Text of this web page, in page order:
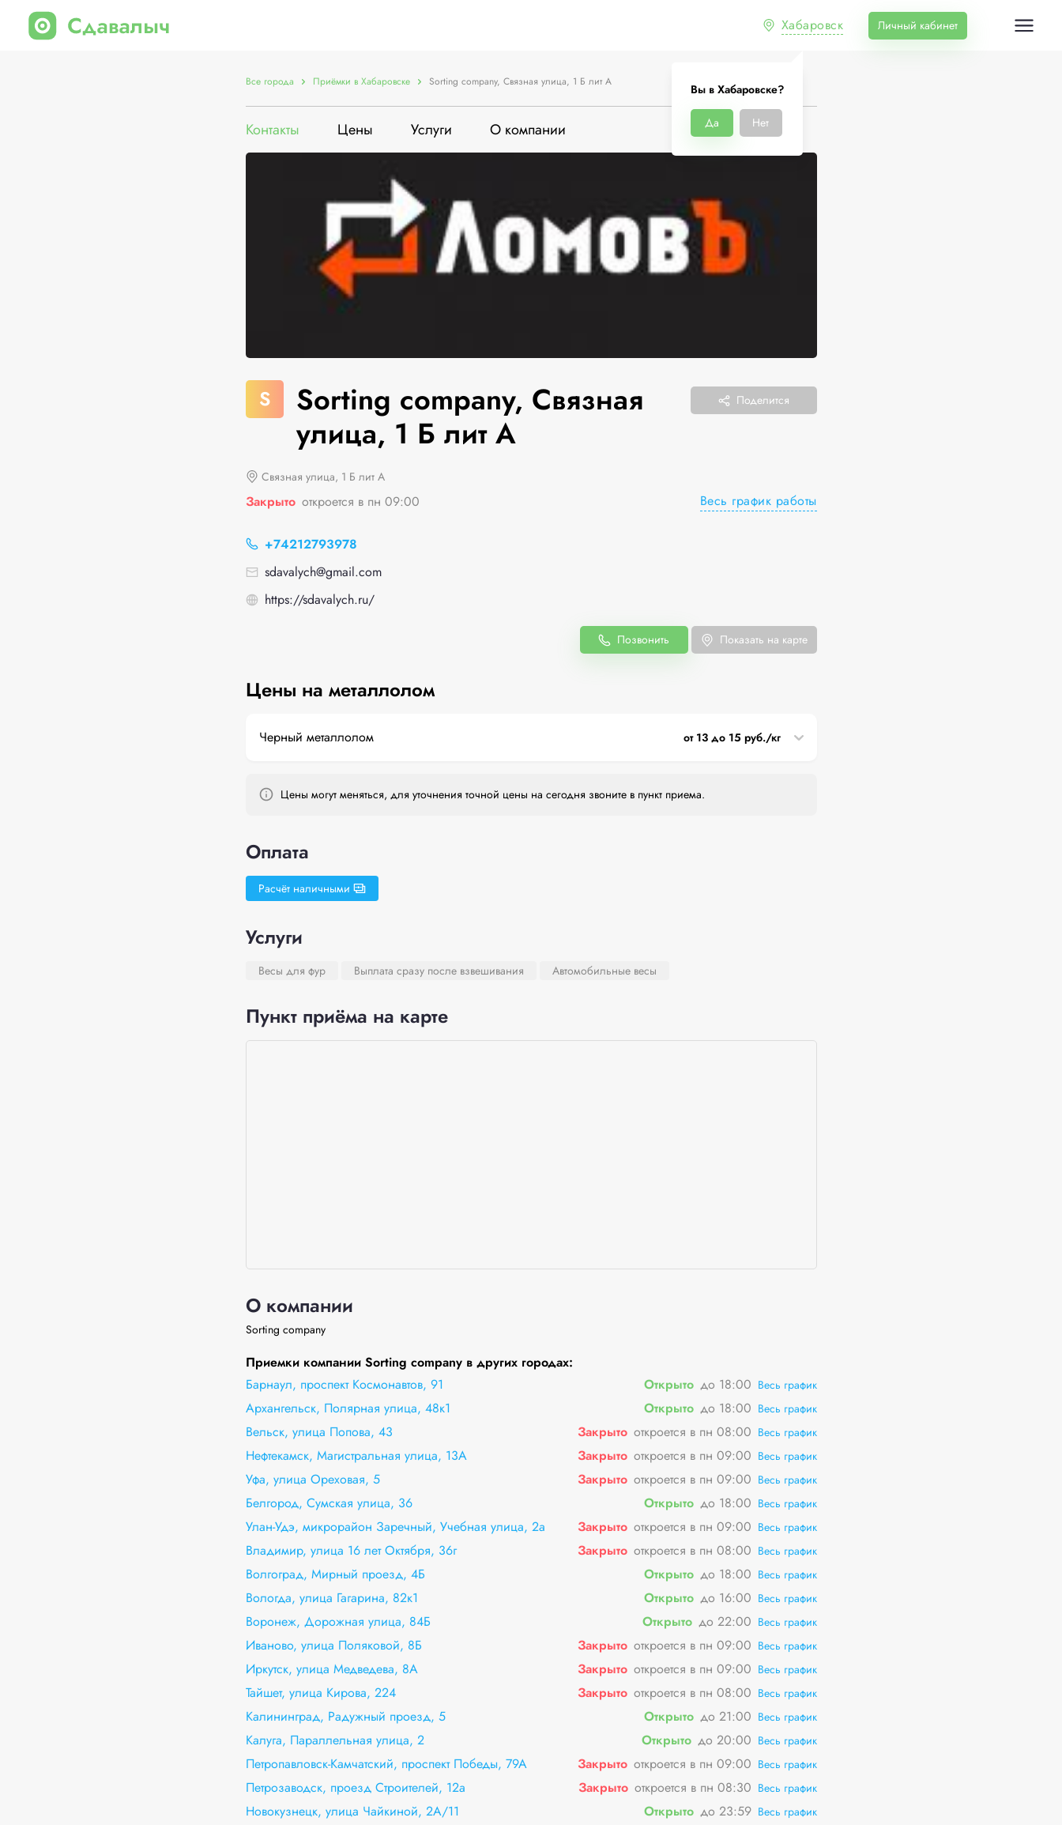
Хабаровск
Вы в Хабаровске?
Да Нет
Личный кабинет
Все города Приёмки в Хабаровске Sorting company, Связная улица, 1 Б лит А
Контакты Цены Услуги О компании
S
Sorting company, Связная
улица, 1 Б лит А
Поделится
Связная улица, 1 Б лит А
Закрыто откроется в пн 09:00 Весь график работы
+74212793978
sdavalych@gmail.com
https://sdavalych.ru/
Позвонить Показать на карте
Цены на металлолом
Черный металлолом от 13 до 15 руб./кг
Цены могут меняться, для уточнения точной цены на сегодня звоните в пункт приема.
Оплата
Расчёт наличными
Услуги
Весы для фур Выплата сразу после взвешивания Автомобильные весы
Пункт приёма на карте
О компании
Sorting company
Приемки компании Sorting company в других городах:
Барнаул, проспект Космонавтов, 91
Открыто до 18:00 Весь график
Архангельск, Полярная улица, 48к1 Открыто до 18:00 Весь график
Вельск, улица Попова, 43 Закрыто откроется в пн 08:00 Весь график
Нефтекамск, Магистральная улица, 13А Закрыто откроется в пн 09:00 Весь график
Уфа, улица Ореховая, 5 Закрыто откроется в пн 09:00 Весь график
Белгород, Сумская улица, 36 Открыто до 18:00 Весь график
Улан-Удэ, микрорайон Заречный, Учебная улица, 2а Закрыто откроется в пн 09:00 Весь график
Владимир, улица 16 лет Октября, 36г Закрыто откроется в пн 08:00 Весь график
Волгоград, Мирный проезд, 4Б Открыто до 18:00 Весь график
Вологда, улица Гагарина, 82к1 Открыто до 16:00 Весь график
Воронеж, Дорожная улица, 84Б Открыто до 22:00 Весь график
Иваново, улица Поляковой, 8Б Закрыто откроется в пн 09:00 Весь график
Иркутск, улица Медведева, 8А Закрыто откроется в пн 09:00 Весь график
Тайшет, улица Кирова, 224 Закрыто откроется в пн 08:00 Весь график
Калининград, Радужный проезд, 5 Открыто до 21:00 Весь график
Калуга, Параллельная улица, 2 Открыто до 20:00 Весь график
Петропавловск-Камчатский, проспект Победы, 79А Закрыто откроется в пн 09:00 Весь график
Петрозаводск, проезд Строителей, 12а Закрыто откроется в пн 08:30 Весь график
Новокузнецк, улица Чайкиной, 2А/11 Открыто до 23:59 Весь график